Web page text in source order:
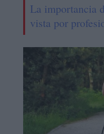
La importancia
vista por